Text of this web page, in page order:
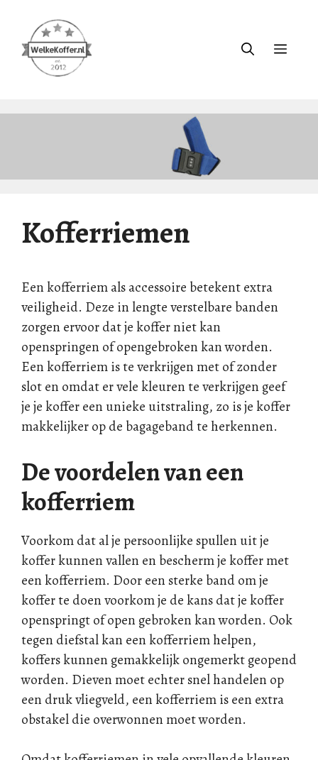
inhoud
Menu
Kofferriemen
Een kofferriem als accessoire betekent extra
veiligheid. Deze in lengte verstelbare banden
zorgen ervoor dat je koffer niet kan
openspringen of opengebroken kan worden.
Een kofferriem is te verkrijgen met of zonder
slot en omdat er vele kleuren te verkrijgen geef
je je koffer een unieke uitstraling, zo is je koffer
makkelijker op de bagageband te herkennen.
De voordelen van een
kofferriem
Voorkom dat al je persoonlijke spullen uit je
koffer kunnen vallen en bescherm je koffer met
een kofferriem. Door een sterke band om je
koffer te doen voorkom je de kans dat je koffer
openspringt of open gebroken kan worden. Ook
tegen diefstal kan een kofferriem helpen,
koffers kunnen gemakkelijk ongemerkt geopend
worden. Dieven moet echter snel handelen op
een druk vliegveld, een kofferriem is een extra
obstakel die overwonnen moet worden.